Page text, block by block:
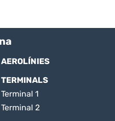
AEROLÍNIES
TERMINALS
Terminal 1
Terminal 2